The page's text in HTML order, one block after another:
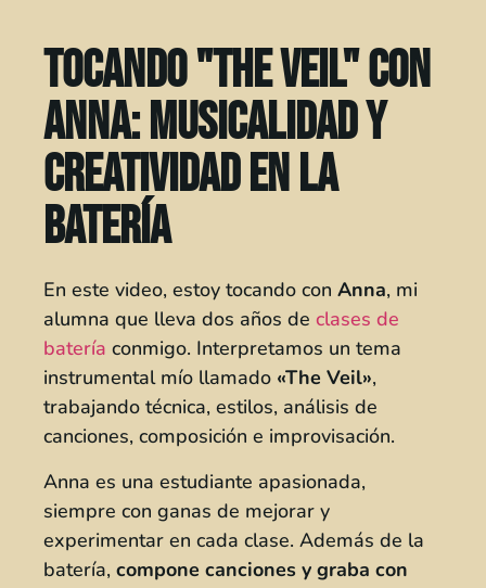
Tocando "The Veil" con
Anna: musicalidad y
creatividad en la
batería
En este video, estoy tocando con Anna, mi
alumna que lleva dos años de clases de
batería conmigo. Interpretamos un tema
instrumental mío llamado «The Veil»,
trabajando técnica, estilos, análisis de
canciones, composición e improvisación.
Anna es una estudiante apasionada,
siempre con ganas de mejorar y
experimentar en cada clase. Además de la
batería, compone canciones y graba con